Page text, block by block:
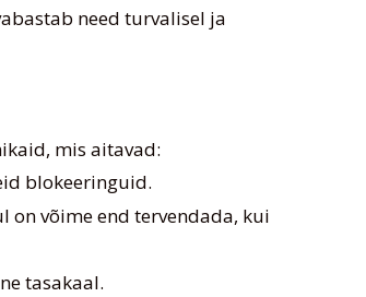
need turvalisel ja
mis aitavad:
blokeeringuid.
on võime end tervendada, kui
tasakaal.